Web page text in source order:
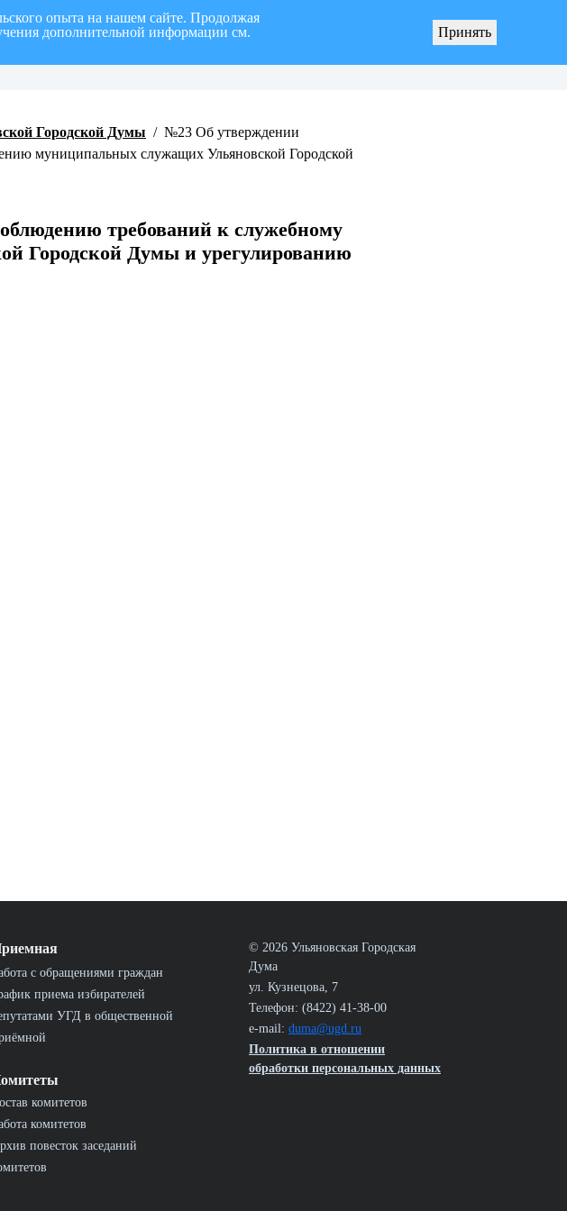
О мерах по
Городской Думы / №23 Об утверждении
муниципальных служащих Ульяновской Городской
требований к служебному
Городской Думы и урегулированию
с обращениями граждан
приема избирателей
УГД в общественной
комитетов
комитетов
повесток заседаний
© 2026 Ульяновская Городская
Дума
ул. Кузнецова, 7
Телефон: (8422) 41-38-00
e-mail: duma@ugd.ru
Политика в отношении
обработки персональных данных
опыта на нашем сайте. Продолжая
дополнительной информации см.
Принять